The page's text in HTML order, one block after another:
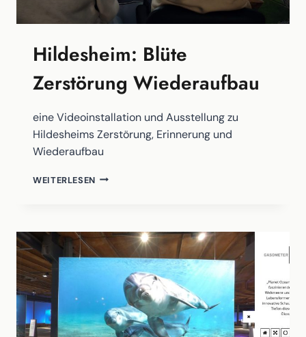
Hildesheim: Blüte
Zerstörung Wiederaufbau
eine Videoinstallation und Ausstellung zu
Hildesheims Zerstörung, Erinnerung und
Wiederaufbau
WEITERLESEN HILDESHEIM: